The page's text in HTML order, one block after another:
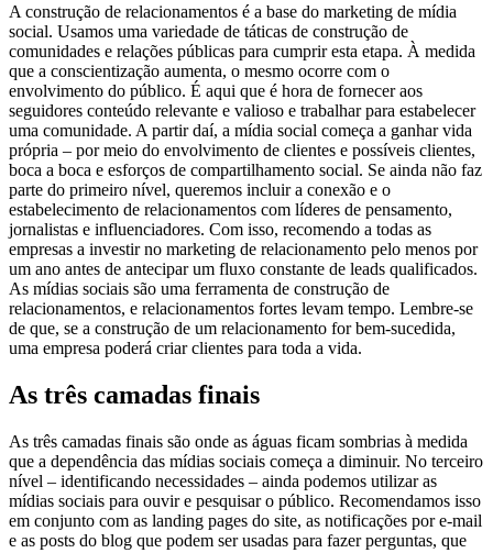
A construção de relacionamentos é a base do marketing de mídia
social. Usamos uma variedade de táticas de construção de
comunidades e relações públicas para cumprir esta etapa. À medida
que a conscientização aumenta, o mesmo ocorre com o
envolvimento do público. É aqui que é hora de fornecer aos
seguidores conteúdo relevante e valioso e trabalhar para estabelecer
uma comunidade. A partir daí, a mídia social começa a ganhar vida
própria – por meio do envolvimento de clientes e possíveis clientes,
boca a boca e esforços de compartilhamento social. Se ainda não faz
parte do primeiro nível, queremos incluir a conexão e o
estabelecimento de relacionamentos com líderes de pensamento,
jornalistas e influenciadores. Com isso, recomendo a todas as
empresas a investir no marketing de relacionamento pelo menos por
um ano antes de antecipar um fluxo constante de leads qualificados.
As mídias sociais são uma ferramenta de construção de
relacionamentos, e relacionamentos fortes levam tempo. Lembre-se
de que, se a construção de um relacionamento for bem-sucedida,
uma empresa poderá criar clientes para toda a vida.
As três camadas finais
As três camadas finais são onde as águas ficam sombrias à medida
que a dependência das mídias sociais começa a diminuir. No terceiro
nível – identificando necessidades – ainda podemos utilizar as
mídias sociais para ouvir e pesquisar o público. Recomendamos isso
em conjunto com as landing pages do site, as notificações por e-mail
e as posts do blog que podem ser usadas para fazer perguntas, que